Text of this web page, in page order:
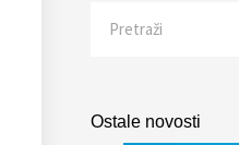
Ostale novosti